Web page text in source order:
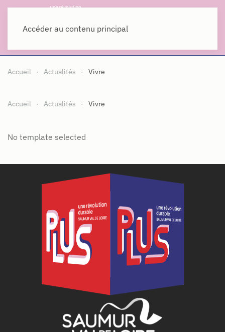
Accéder au contenu principal
Accueil Actualités Vivre
Accueil Actualités Vivre
No template selected